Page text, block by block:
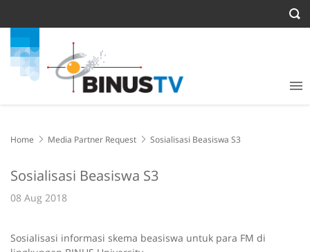
Home Media Partner Request Sosialisasi Beasiswa S3
Sosialisasi Beasiswa S3
08 Aug 2018
Sosialisasi informasi skema beasiswa untuk para FM di